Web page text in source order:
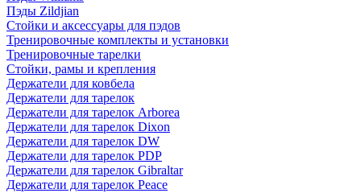
Пэды Zildjian
Стойки и аксессуары для пэдов
Тренировочные комплекты и установки
Тренировочные тарелки
Стойки, рамы и крепления
Держатели для ковбела
Держатели для тарелок
Держатели для тарелок Arborea
Держатели для тарелок Dixon
Держатели для тарелок DW
Держатели для тарелок PDP
Держатели для тарелок Gibraltar
Держатели для тарелок Peace